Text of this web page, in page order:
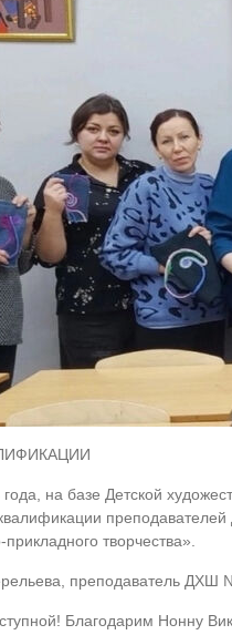
года, на базе Детской
творчества».
преподаватель ДХШ №
Благодарим Нонну